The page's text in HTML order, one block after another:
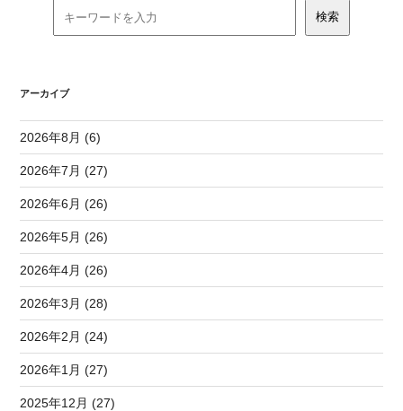
アーカイブ
2026年8月 (6)
2026年7月 (27)
2026年6月 (26)
2026年5月 (26)
2026年4月 (26)
2026年3月 (28)
2026年2月 (24)
2026年1月 (27)
2025年12月 (27)